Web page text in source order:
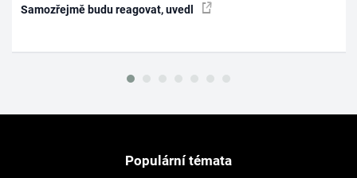
Samozřejmě budu reagovat, uvedl
Populární témata